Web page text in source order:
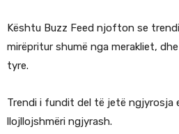
Kështu Buzz Feed njofton se
mirëpritur shumë nga merakliet,
tyre.
Trendi i fundit del të jetë ngjyrosja
llojllojshmëri ngjyrash.